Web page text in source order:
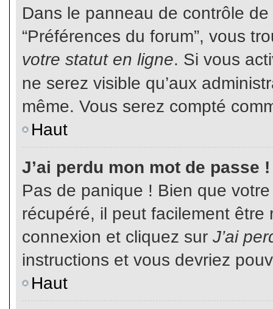
Dans le panneau de contrôle
“Préférences du forum”, vous
votre statut en ligne. Si vous
ne serez visible qu’aux
même. Vous serez compté
Haut
J’ai perdu mon mot de passe !
Pas de panique ! Bien que
récupéré, il peut facilement
connexion et cliquez sur J’ai
instructions et vous devriez
Haut